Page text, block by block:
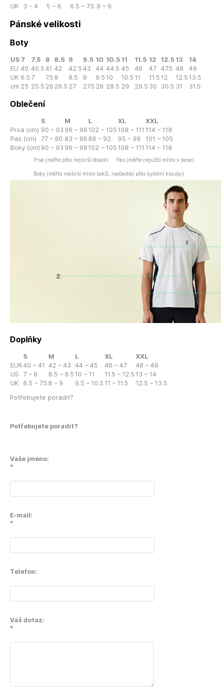
UK
3 – 4 5 – 6 6.5 – 7.5 8 – 9
Pánské velikosti
Boty
US 7 7.5 8 8.5 9 9.5 10 10.5 11 11.5 12 12.5 13
14
EU 40 40.5 41 42 42.5 43 44 44.5 45 46 47 47.5 48
49
UK 6.5 7 7.5 8 8.5 9 9.5 10 10.5 11 11.5 12 12.5 13.5
cm 25 25.5 26 26.5 27 27.5 28 28.5 29 29.5 30 30.5 31 31.5
Oblečení
S M L XL
XXL
Prsa (cm) 90 – 93 96 – 99 102 – 105 108 – 111 114 – 118
Pas (cm)
77 – 80 83 – 86 89 – 92 95 – 98
101 – 105
Boky (cm) 90 – 93 96 – 99 102 – 105 108 – 111 114 – 118
Prsa (měřte přes nejširší oblast) Pas (měřte nejužší místo v pase)
Boky (měřte nejširší místo boků, nejčastěji přes kyčelní klouby)
Doplňky
S M L XL
XXL
EUR 40 – 41 42 – 43 44 – 45 46 – 47
48 – 49
US
7 – 8 8.5 – 9.5 10 – 11 11.5 – 12.5 13 – 14
UK
6.5 – 7.5 8 – 9 9.5 – 10.5 11 – 11.5
12.5 – 13.5
Potřebujete poradit?
Potřebujete poradit?
Vaše jméno:
*
E-mail:
*
Telefon:
Váš dotaz:
*